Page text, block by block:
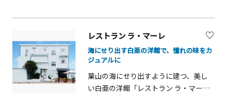
も、湘南ならではの贅沢な過ごし方。
売り切れ次第終了となる評判の味を、
ぜひご賞味ください。
奇心をくすぐるものばかり。座席数が
限られるため、事前の予約をおすすめ
します。さらに嬉しいのが、映画を観
ながら食事ができること。隣接するデ
リ「AMIGO MARKET」の地元の素材を
使った体に優しいメニューや、お酒を
片手に鑑賞するスタイルは、ここなら
16席の小さな隠れ家的カフェです。木
き交う船やきらめく海を眺められる特
等席。口コミでも評判の「バナナミル
クシェイク」の濃厚な甘さや、卵の風
味が広がる昔ながらの「プリン」、そ
してジュワッと香ばしい「フレンチト
レストラン ラ・マーレ
海にせり出す白亜の洋館で、憧れの味をカ
ジュアルに
葉山の海にせり出すように建つ、美し
い白亜の洋館「レストラン ラ・マー